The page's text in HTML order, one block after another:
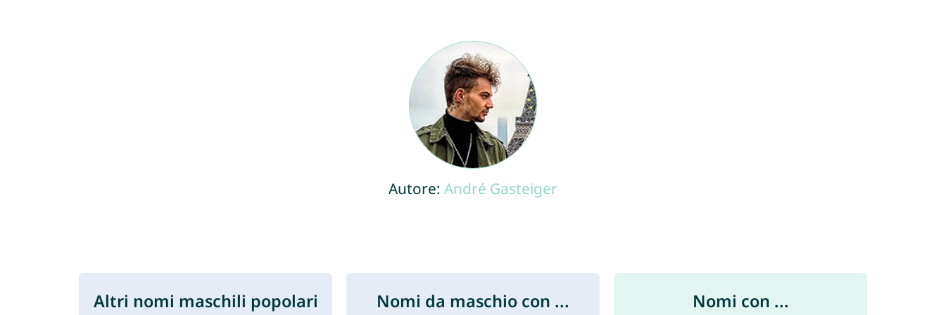
Autore: André Gasteiger
Altri nomi maschili popolari Nomi da maschio con ... Nomi con ...